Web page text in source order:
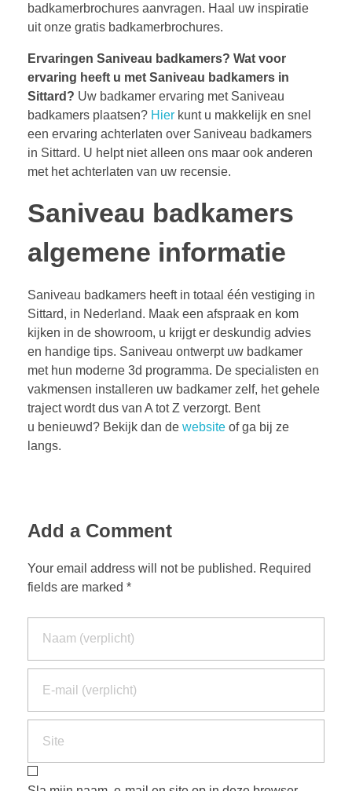
badkamerbrochures aanvragen. Haal uw inspiratie
uit onze gratis badkamerbrochures.
Ervaringen Saniveau badkamers? Wat voor
ervaring heeft u met Saniveau badkamers in
Sittard? Uw badkamer ervaring met Saniveau
badkamers plaatsen? Hier kunt u makkelijk en snel
een ervaring achterlaten over Saniveau badkamers
in Sittard. U helpt niet alleen ons maar ook anderen
met het achterlaten van uw recensie.
Saniveau badkamers
algemene informatie
Saniveau badkamers heeft in totaal één vestiging in
Sittard, in Nederland. Maak een afspraak en kom
kijken in de showroom, u krijgt er deskundig advies
en handige tips. Saniveau ontwerpt uw badkamer
met hun moderne 3d programma. De specialisten en
vakmensen installeren uw badkamer zelf, het gehele
traject wordt dus van A tot Z verzorgt. Bent
u benieuwd? Bekijk dan de website of ga bij ze
langs.
Add a Comment
Your email address will not be published. Required
fields are marked *